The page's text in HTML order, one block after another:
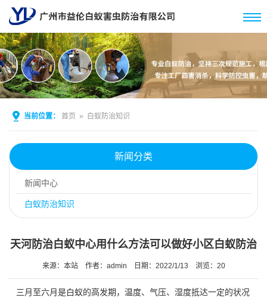
当前位置： 首页 » 白蚁防治知识
新闻分类
新闻中心
白蚁防治知识
天河防治白蚁中心用什么方法可以做好小区白蚁防治
来源：本站 作者：admin 日期：2022/1/13 浏览： 20
三月至六月是白蚁的高发期，温度、气压、湿度抵达一定的状况